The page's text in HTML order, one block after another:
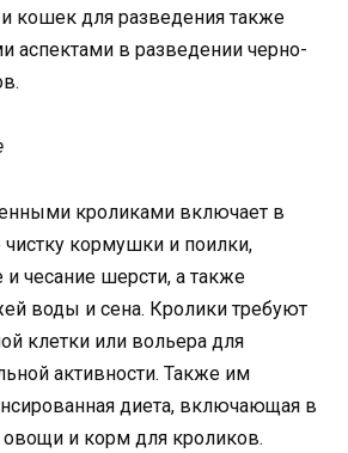
и кошек для разведения также
аспектами в разведении черно-
кроликами включает в
кормушки и поилки,
чесание шерсти, а также
воды и сена. Кролики требуют
клетки или вольера для
активности. Также им
диета, включающая в
овощи и корм для кроликов.